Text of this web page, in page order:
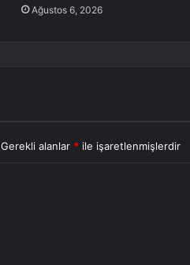
Ağustos 6, 2026
Gerekli alanlar * ile işaretlenmişlerdir